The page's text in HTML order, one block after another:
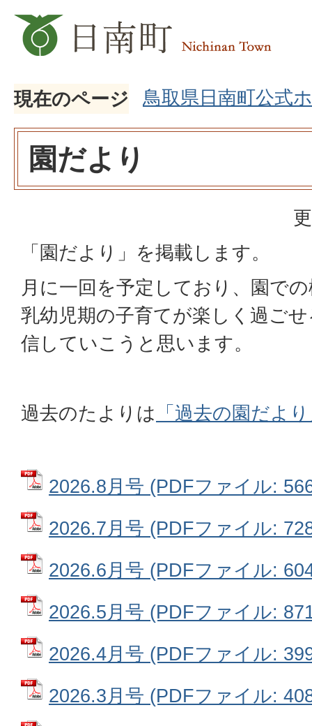
現在のページ 鳥取県日南町公式
園だより
「園だより」を掲載します。
月に一回を予定しており、園で
乳幼児期の子育てが楽しく過ご
信していこうと思います。
過去のたよりは 「過去の園だよ
2026.8月号 (PDFファイル:
2026.7月号 (PDFファイル:
2026.6月号 (PDFファイル:
2026.5月号 (PDFファイル:
2026.4月号 (PDFファイル:
2026.3月号 (PDFファイル: